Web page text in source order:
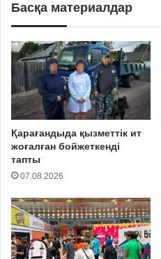
Басқа материалдар
Қарағандыда қызметтік ит
жоғалған бойжеткенді
тапты
07.08.2026